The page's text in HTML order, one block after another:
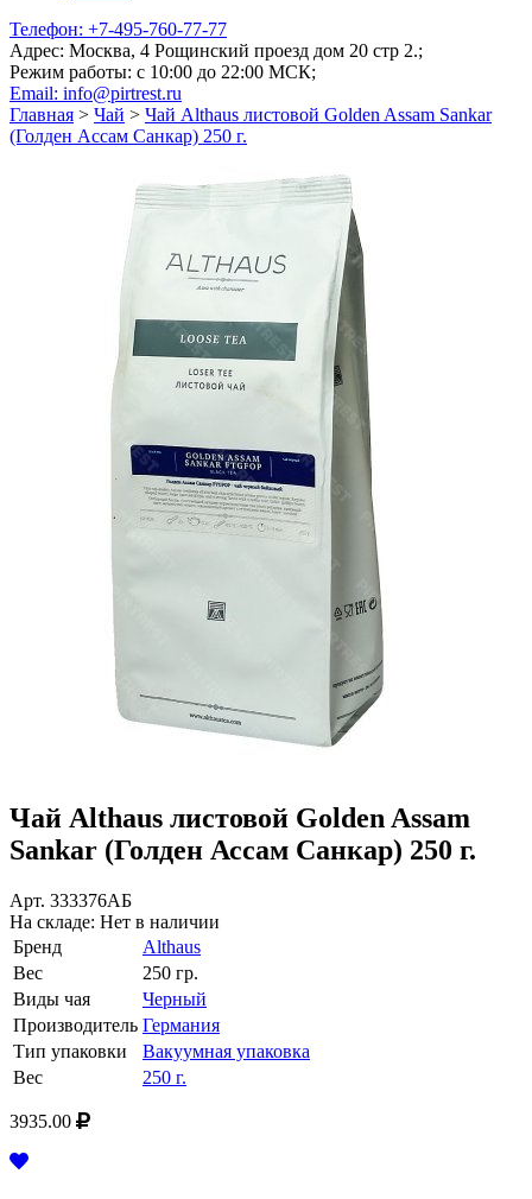
Телефон: +7-495-760-77-77
Адрес: Москва, 4 Рощинский проезд дом 20 стр 2.;
Режим работы: c 10:00 до 22:00 МСК;
Email: info@pirtrest.ru
Главная > Чай > Чай Althaus листовой Golden Assam Sankar
(Голден Ассам Санкар) 250 г.
Чай Althaus листовой Golden Assam
Sankar (Голден Ассам Санкар) 250 г.
Арт. 333376AБ
На складе: Нет в наличии
Бренд
Althaus
Вес
250 гр.
Виды чая
Черный
Производитель Германия
Тип упаковки
Вакуумная упаковка
Вес
250 г.
3935.00